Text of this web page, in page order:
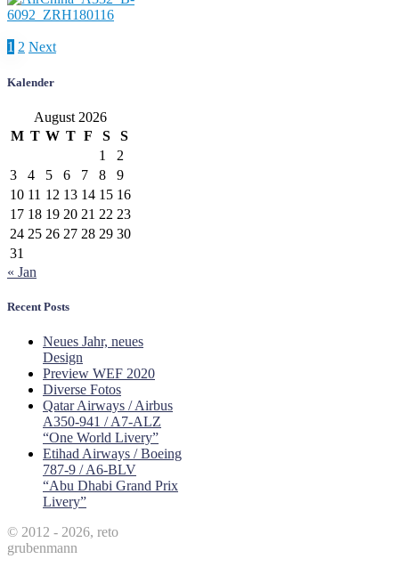
Posts
pagination
1 2 Next
Kalender
August 2026
M T W T F S
S
1
2
3
4 5 6 7 8
9
10 11 12 13 14 15 16
17 18 19 20 21 22 23
24 25 26 27 28 29 30
31
« Jan
Recent Posts
Neues Jahr, neues
Design
Preview WEF 2020
Diverse Fotos
Qatar Airways / Airbus
A350-941 / A7-ALZ
“One World Livery”
Etihad Airways / Boeing
787-9 / A6-BLV
“Abu Dhabi Grand Prix
Livery”
© 2012 - 2026, reto
grubenmann